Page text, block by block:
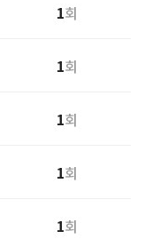
1회
1회
1회
1회
1회